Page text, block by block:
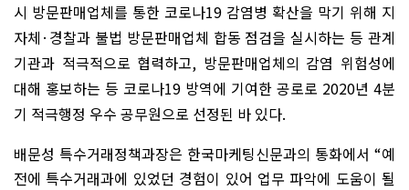
시 방문판매업체를 통한 코로나19 감염병 확산을 막기 위해 지
자체 · 경찰과 불법 방문판매업체 합동 점검을 실시하는 등 관계
기관과 적극적으로 협력하고, 방문판매업체의 감염 위험성에
대해 홍보하는 등 코로나19 방역에 기여한 공로로 2020년 4분
기 적극행정 우수 공무원으로 선정된 바 있다.
배문성 특수거래정책과장은 한국마케팅신문과의 통화에서 “예
전에 특수거래과에 있었던 경험이 있어 업무 파악에 도움이 될